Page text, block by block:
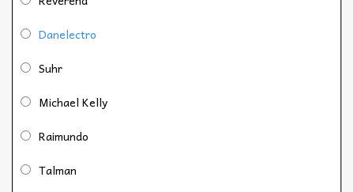
Danelectro
Suhr
Michael Kelly
Raimundo
Talman